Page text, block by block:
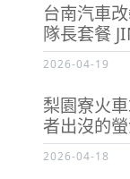
台南汽車改
隊長套餐
2026-04-19
梨園寮火
者出沒的
2026-04-18